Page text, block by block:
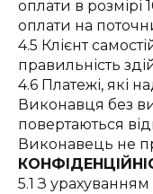
оплати в
оплати на
4.5 Клієнт
правильність
4.6 Платежі, які
Виконавця без
повертаються
Виконавець не
5.1 З